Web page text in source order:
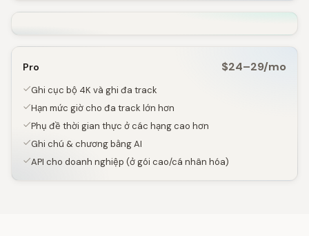
Pro $24–29/mo
Ghi cục bộ 4K và ghi đa track
Hạn mức giờ cho đa track lớn hơn
Phụ đề thời gian thực ở các hạng cao hơn
Ghi chú & chương bằng AI
API cho doanh nghiệp (ở gói cao/cá nhân hóa)